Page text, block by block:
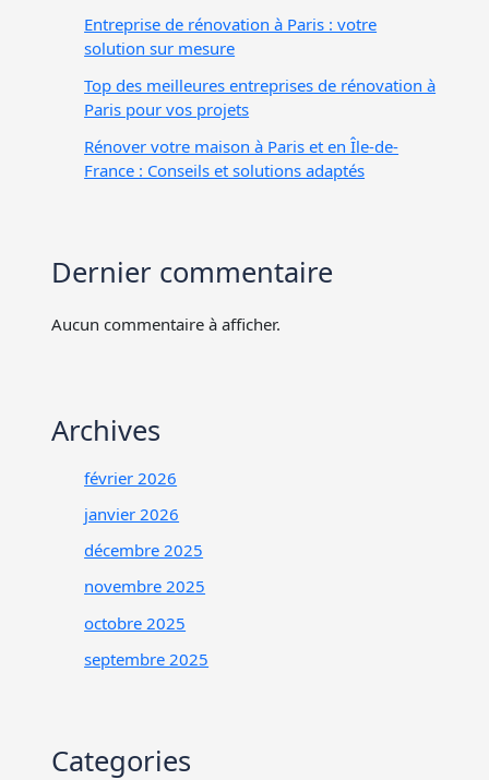
Entreprise de rénovation à Paris : votre
solution sur mesure
Top des meilleures entreprises de rénovation à
Paris pour vos projets
Rénover votre maison à Paris et en Île-de-
France : Conseils et solutions adaptés
Dernier commentaire
Aucun commentaire à afficher.
Archives
février 2026
janvier 2026
décembre 2025
novembre 2025
octobre 2025
septembre 2025
Categories